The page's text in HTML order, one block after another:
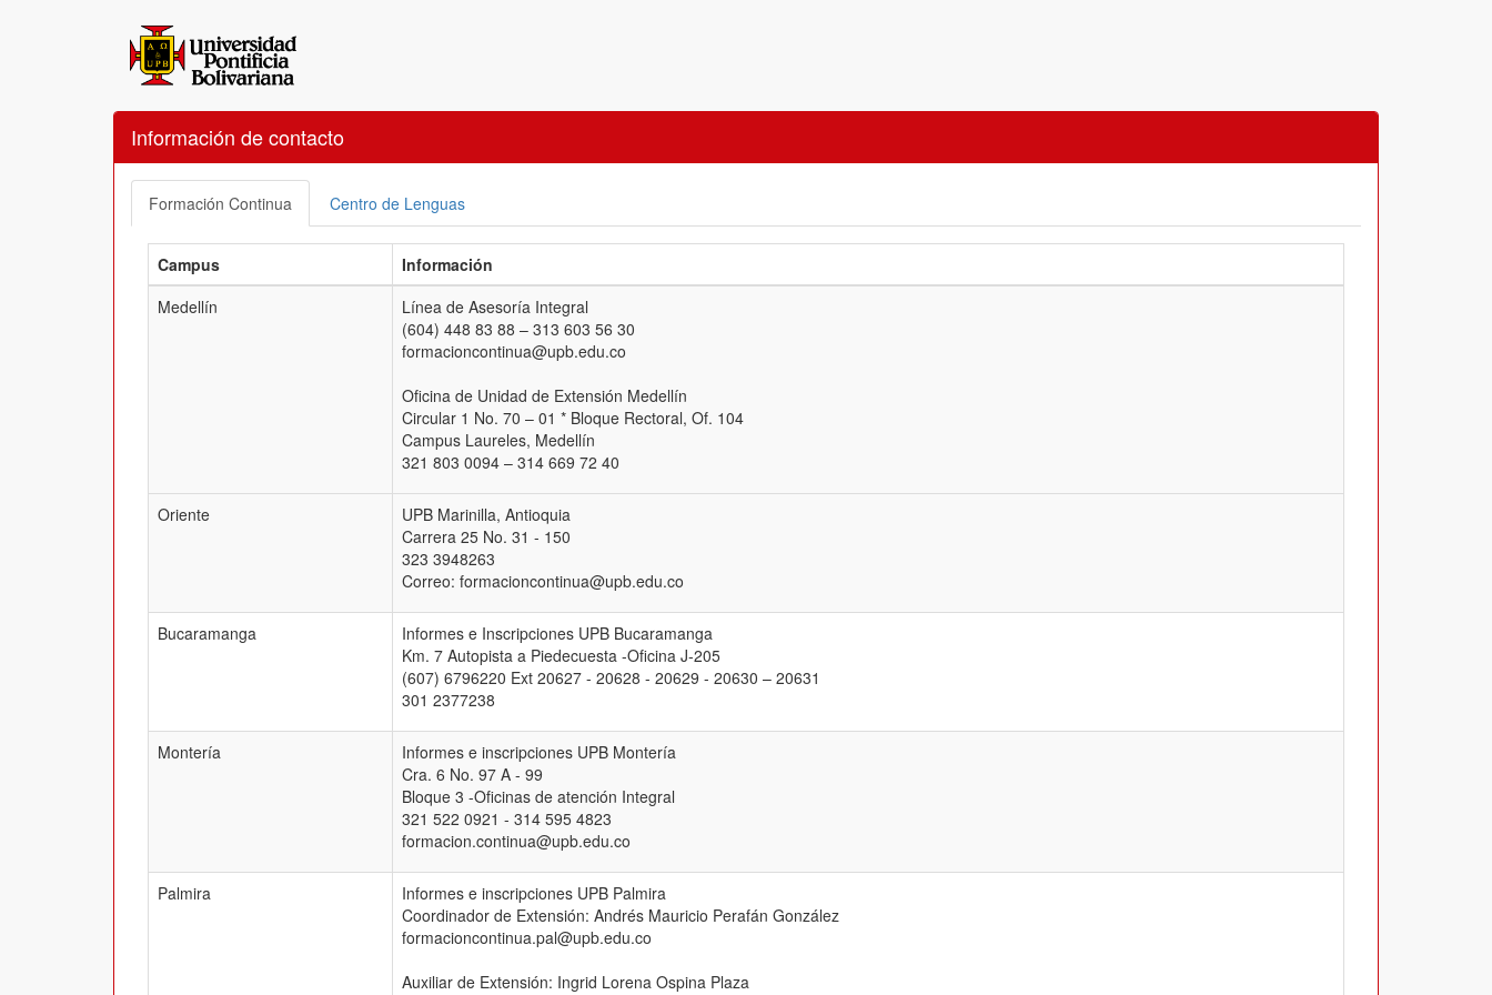
Información de contacto
Formación Continua Centro de Lenguas
Campus
Información
Medellín
Línea de Asesoría Integral
(604) 448 83 88 – 313 603 56 30
formacioncontinua@upb.edu.co
Oficina de Unidad de Extensión Medellín
Circular 1 No. 70 – 01 * Bloque Rectoral, Of. 104
Campus Laureles, Medellín
321 803 0094 – 314 669 72 40
Oriente
UPB Marinilla, Antioquia
Carrera 25 No. 31 - 150
323 3948263
Correo: formacioncontinua@upb.edu.co
Bucaramanga
Informes e Inscripciones UPB Bucaramanga
Km. 7 Autopista a Piedecuesta -Oficina J-205
(607) 6796220 Ext 20627 - 20628 - 20629 - 20630 – 20631
301 2377238
Montería
Informes e inscripciones UPB Montería
Cra. 6 No. 97 A - 99
Bloque 3 -Oficinas de atención Integral
321 522 0921 - 314 595 4823
formacion.continua@upb.edu.co
Palmira
Informes e inscripciones UPB Palmira
Coordinador de Extensión: Andrés Mauricio Perafán González
formacioncontinua.pal@upb.edu.co
Auxiliar de Extensión: Ingrid Lorena Ospina Plaza